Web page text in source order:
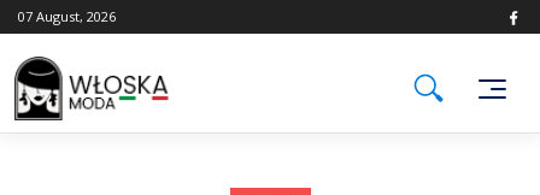
Skip
to
content
07 August, 2026